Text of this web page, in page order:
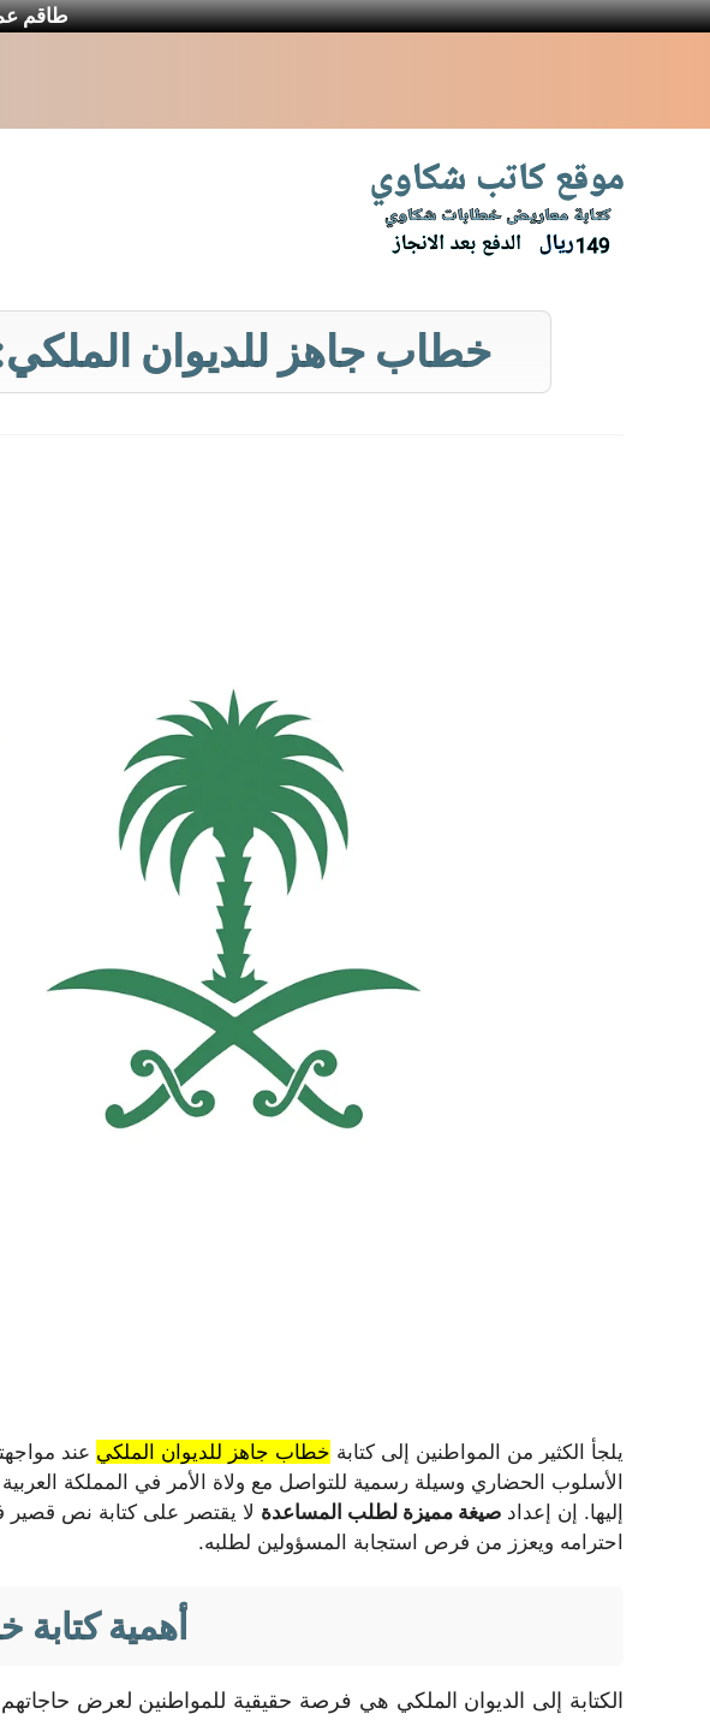
طاقم
خطاب جاهز للديوان الملكي:
يلجأ الكثير من المواطنين إلى كتابة خطاب جاهز للديوان الملكي عند
الأسلوب الحضاري وسيلة رسمية للتواصل مع ولاة الأمر في المملكة
إليها. إن إعداد صيغة مميزة لطلب المساعدة لا يقتصر على كتابة نص
احترامه ويعزز من فرص استجابة المسؤولين لطلبه.
أهمية
الكتابة إلى الديوان الملكي هي فرصة حقيقية للمواطنين لعرض